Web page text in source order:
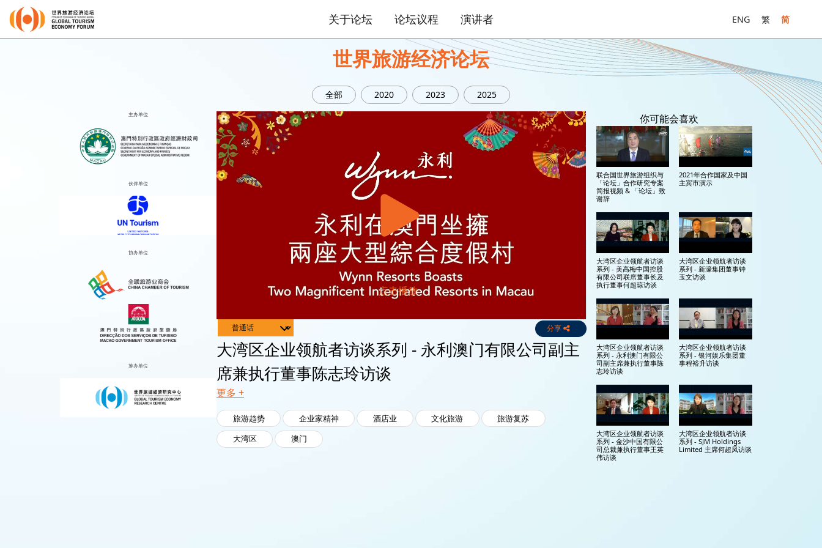
关于论坛 论坛议程 演讲者 ENG 繁 简
世界旅游经济论坛
全部 2020 2023 2025
主办单位
伙伴单位
协办单位
筹办单位
Channels 分享
大湾区企业领航者访谈系列 - 永利澳门有限公司副主
席兼执行董事陈志玲访谈
更多 +
旅游趋势 企业家精神 酒店业 文化旅游
旅游复苏
大湾区
澳门
你可能会喜欢
联合国世界旅游组织与
「论坛」合作研究专案
简报视频 & 「论坛」致
谢辞
2021年合作国家及中国
主宾市演示
大湾区企业领航者访谈
系列 - 美高梅中国控股
有限公司联席董事长及
执行董事何超琼访谈
大湾区企业领航者访谈
系列 - 新濠集团董事钟
玉文访谈
大湾区企业领航者访谈
系列 - 永利澳门有限公
司副主席兼执行董事陈
志玲访谈
大湾区企业领航者访谈
系列 - 银河娱乐集团董
事程裕升访谈
大湾区企业领航者访谈
系列 - 金沙中国有限公
司总裁兼执行董事王英
伟访谈
大湾区企业领航者访谈
系列 - SJM Holdings
Limited 主席何超凤访谈